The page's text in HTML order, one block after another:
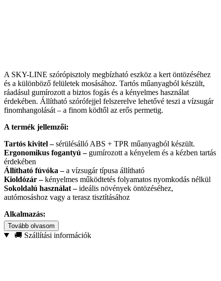
A SKY-LINE szórópisztoly megbízható eszköz a kert öntözéséhez
és a különböző felületek mosásához. Tartós műanyagból készült,
ráadásul gumírozott a biztos fogás és a kényelmes használat
érdekében. Állítható szórófejjel felszerelve lehetővé teszi a vízsugár
finomhangolását – a finom ködtől az erős permetig.
A termék jellemzői:
Tartós kivitel –sérülésálló ABS + TPR műanyagból készült.
Ergonomikus fogantyú –gumírozott a kényelem és a kézben tartás
érdekében
Állítható fúvóka –a vízsugár típusa állítható
Kioldózár –kényelmes működtetés folyamatos nyomkodás nélkül
Sokoldalú használat –ideális növények öntözéséhez,
autómosáshoz vagy a terasz tisztításához
Alkalmazás:
Növények és pázsit öntözése
Autó- és kerékpármosás
Tovább olvasom
🚚 Szállítási információk